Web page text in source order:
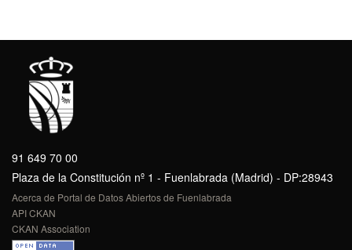
91 649 70 00
Plaza de la Constitución nº 1 - Fuenlabrada (Madrid) - DP:28943
Acerca de Portal de Datos Abiertos de Fuenlabrada
API CKAN
CKAN Association